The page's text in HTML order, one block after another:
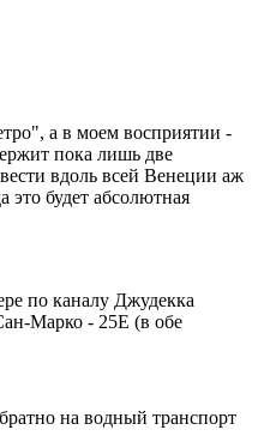
а в моем восприятии -
пока лишь две
вдоль всей Венеции аж
это будет абсолютная
по каналу Джудекка
Марко - 25E (в обе
на водный транспорт